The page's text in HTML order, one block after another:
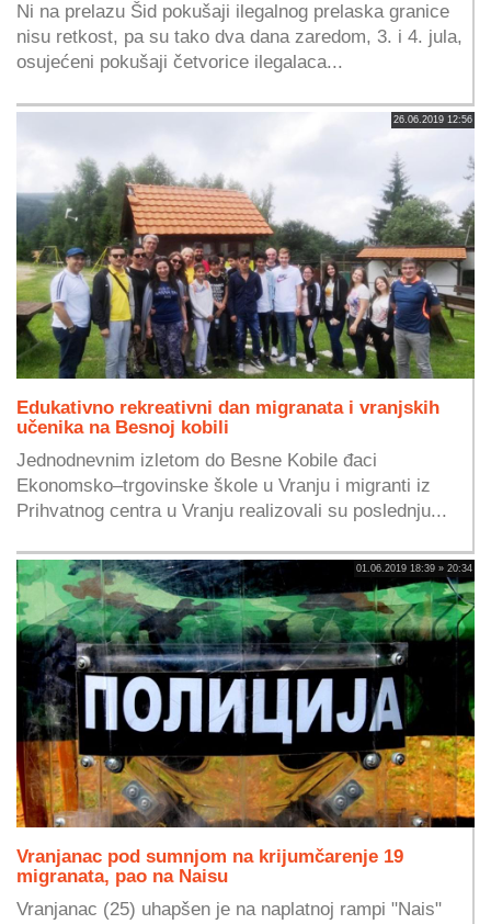
Ni na prelazu Šid pokušaji ilegalnog prelaska granice
nisu retkost, pa su tako dva dana zaredom, 3. i 4. jula,
osujećeni pokušaji četvorice ilegalaca...
26.06.2019 12:56
Edukativno rekreativni dan migranata i vranjskih
učenika na Besnoj kobili
Jednodnevnim izletom do Besne Kobile đaci
Ekonomsko–trgovinske škole u Vranju i migranti iz
Prihvatnog centra u Vranju realizovali su poslednju...
01.06.2019 18:39 » 20:34
Vranjanac pod sumnjom na krijumčarenje 19
migranata, pao na Naisu
Vranjanac (25) uhapšen je na naplatnoj rampi "Nais"